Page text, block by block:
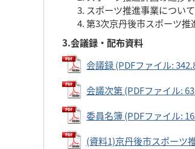
スポーツ推進事業について
第3次京丹後市スポーツ
3.会議録・配布資料
会議録 (PDFファイル:
会議次第 (PDFファイル:
委員名簿 (PDFファイル:
(資料1)京丹後市スポーツ